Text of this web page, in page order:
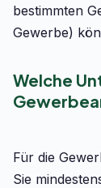
bestimmten
Gewerbe)
Welche
Für die
Sie